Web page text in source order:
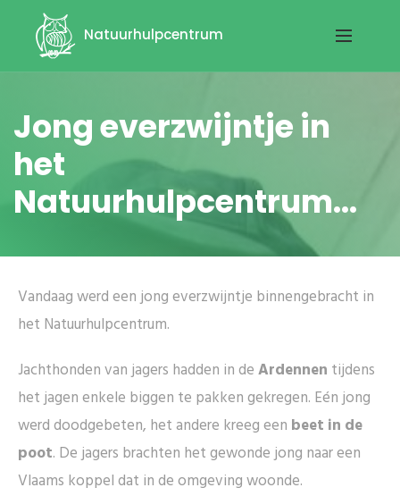
Natuurhulpcentrum
Jong everzwijntje in
het
Natuurhulpcentrum...
Vandaag werd een jong everzwijntje binnengebracht in
het Natuurhulpcentrum.
Jachthonden van jagers hadden in deArdennen tijdens
het jagen enkele biggen te pakken gekregen. Eén jong
werd doodgebeten, het andere kreeg een beet in de
poot. De jagers brachten het gewonde jong naar een
Vlaams koppel dat in de omgeving woonde.